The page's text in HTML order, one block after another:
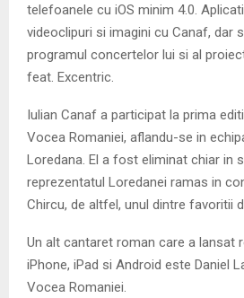
telefoanele cu iOS minim 4.0.
videoclipuri si imagini cu Canaf, dar
programul concertelor lui si al
feat. Excentric.
Iulian Canaf a participat la prima
Vocea Romaniei, aflandu-se in
Loredana. El a fost eliminat chiar in
reprezentatul Loredanei ramas in
Chircu, de altfel, unul dintre favoritii
Un alt cantaret roman care a lansat
iPhone, iPad si Android este Daniel
Vocea Romaniei.